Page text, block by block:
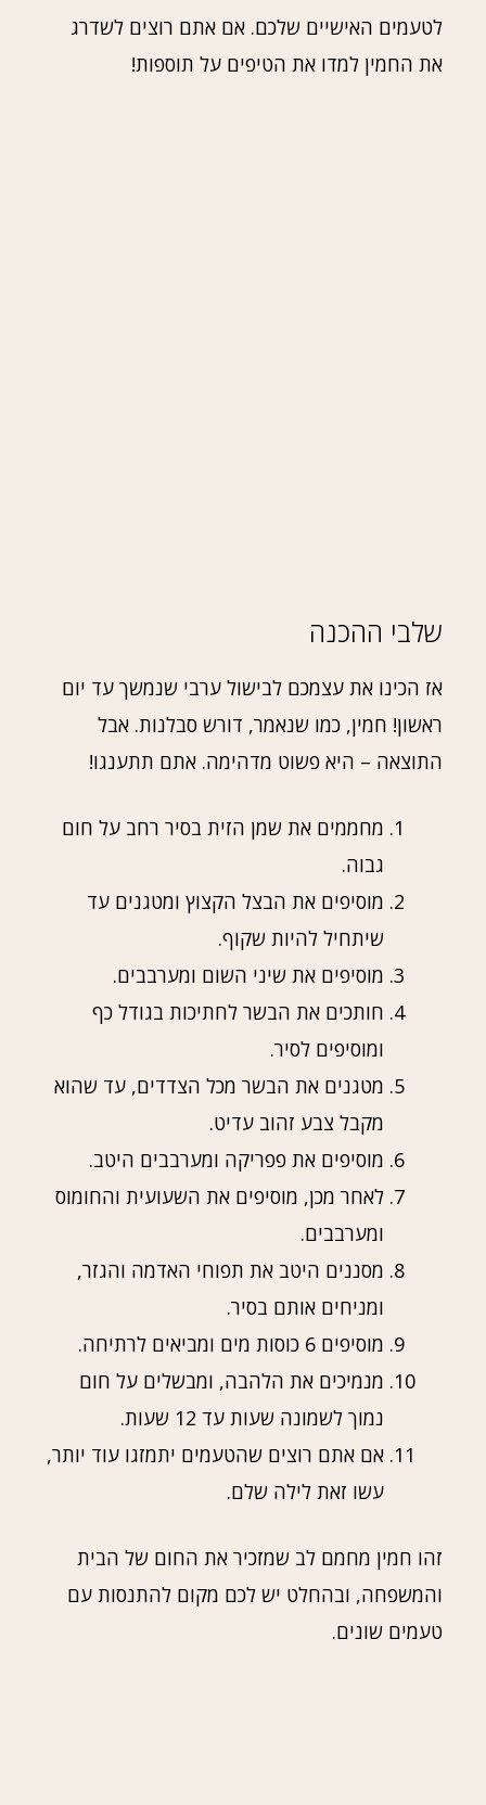
לטעמים האישיים שלכם. אם אתם רוצים לשדרג
את החמין למדו את הטיפים על תוספות!
שלבי ההכנה
אז הכינו את עצמכם לבישול ערבי שנמשך עד יום
ראשון! חמין, כמו שנאמר, דורש סבלנות. אבל
התוצאה – היא פשוט מדהימה. אתם תתענגו!
מחממים את שמן הזית בסיר רחב על חום
גבוה.
מוסיפים את הבצל הקצוץ ומטגנים עד
שיתחיל להיות שקוף.
מוסיפים את שיני השום ומערבבים.
חותכים את הבשר לחתיכות בגודל כף
ומוסיפים לסיר.
מטגנים את הבשר מכל הצדדים, עד שהוא
מקבל צבע זהוב עדיט.
מוסיפים את פפריקה ומערבבים היטב.
לאחר מכן, מוסיפים את השעועית והחומוס
ומערבבים.
מסננים היטב את תפוחי האדמה והגזר,
ומניחים אותם בסיר.
מוסיפים 6 כוסות מים ומביאים לרתיחה.
מנמיכים את הלהבה, ומבשלים על חום
נמוך לשמונה שעות עד 12 שעות.
אם אתם רוצים שהטעמים יתמזגו עוד יותר,
עשו זאת לילה שלם.
זהו חמין מחמם לב שמזכיר את החום של הבית
והמשפחה, ובהחלט יש לכם מקום להתנסות עם
טעמים שונים.